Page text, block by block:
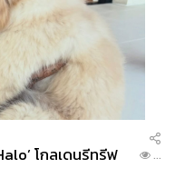
โกลเดนรีทรีฟ
...